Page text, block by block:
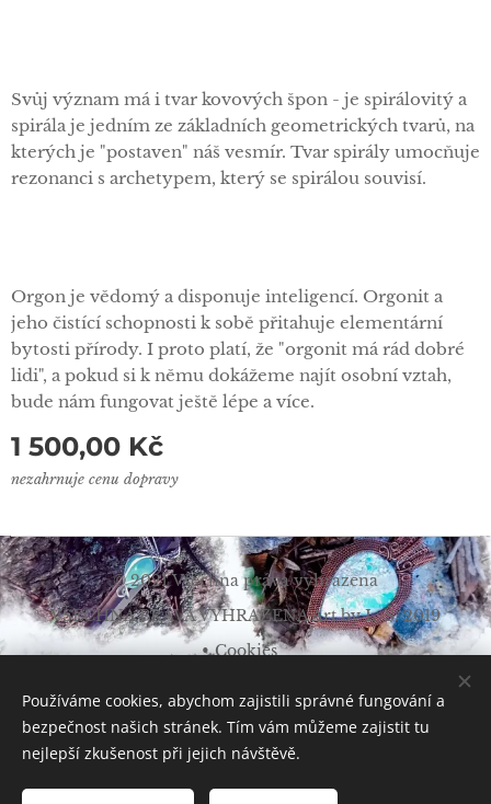
Svůj význam má i tvar kovových špon - je spirálovitý a
spirála je jedním ze základních geometrických tvarů, na
kterých je "postaven" náš vesmír. Tvar spirály umocňuje
rezonanci s archetypem, který se spirálou souvisí.
Orgon je vědomý a disponuje inteligencí. Orgonit a
jeho čistící schopnosti k sobě přitahuje elementární
bytosti přírody. I proto platí, že "orgonit má rád dobré
lidi", a pokud si k němu dokážeme najít osobní vztah,
bude nám fungovat ještě lépe a více.
1 500,00 Kč
nezahrnuje cenu dopravy
© 2021 Všechna práva vyhrazena
VŠECHNA PRÁVA VYHRAZENA Art by L. Š. 2019
Cookies
Měna
CZK Kč
EUR €
Používáme cookies, abychom zajistili správné fungování a
bezpečnost našich stránek. Tím vám můžeme zajistit tu
nejlepší zkušenost při jejich návštěvě.